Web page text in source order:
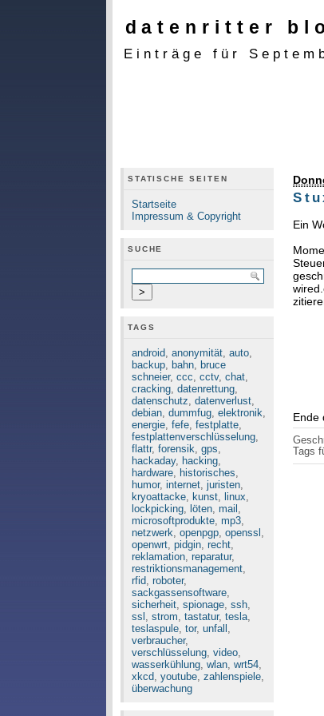
datenritter
Einträge für
STATISCHE SEITEN
Startseite
Impressum & Copyright
SUCHE
TAGS
android, anonymität, auto,
backup, bahn, bruce
schneier, ccc, cctv, chat,
cracking, datenrettung,
datenschutz, datenverlust,
debian, dummfug, elektronik,
energie, fefe, festplatte,
festplattenverschlüsselung,
flattr, forensik, gps,
hackaday, hacking,
hardware, historisches,
humor, internet, juristen,
kryoattacke, kunst, linux,
lockpicking, löten, mail ,
microsoftprodukte, mp3,
netzwerk, openpgp, openssl ,
openwrt, pidgin, recht,
reklamation, reparatur,
restriktionsmanagement,
rfid, roboter,
sackgassensoftware,
sicherheit, spionage, ssh,
ssl , strom, tastatur, tesla,
teslaspule, tor, unfall ,
verbraucher,
verschlüsselung, video,
wasserkühlung, wlan, wrt54,
xkcd, youtube, zahlenspiele,
überwachung
Ein
Ende
Tags